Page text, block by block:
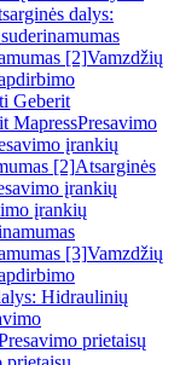
dalys:
[2]Vamzdžių
Geberit
MapressPresavimo
įrankių
[2]Atsarginės
įrankių
įrankių
[3]Vamzdžių
Hidraulinių
prietaisų